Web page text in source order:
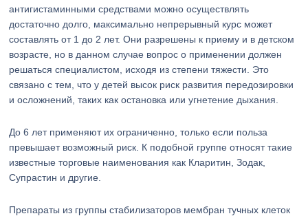
антигистаминными средствами можно осуществлять
достаточно долго, максимально непрерывный курс может
составлять от 1 до 2 лет. Они разрешены к приему и в детском
возрасте, но в данном случае вопрос о применении должен
решаться специалистом, исходя из степени тяжести. Это
связано с тем, что у детей высок риск развития передозировки
и осложнений, таких как остановка или угнетение дыхания.
До 6 лет применяют их ограниченно, только если польза
превышает возможный риск. К подобной группе относят такие
известные торговые наименования как Кларитин, Зодак,
Супрастин и другие.
Препараты из группы стабилизаторов мембран тучных клеток